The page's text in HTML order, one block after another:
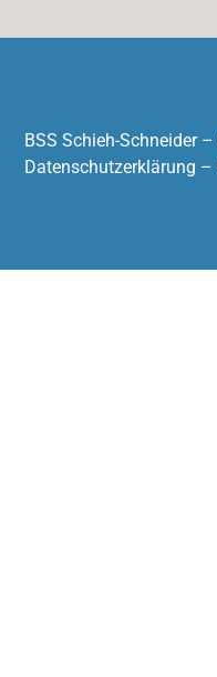
BSS Schieh-Schneider –
Datenschutzerklärung –